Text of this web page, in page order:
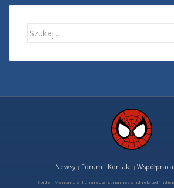
Search
Newsy| Forum | Kontakt| Współpraca
Spider-Man and all characters, names and related